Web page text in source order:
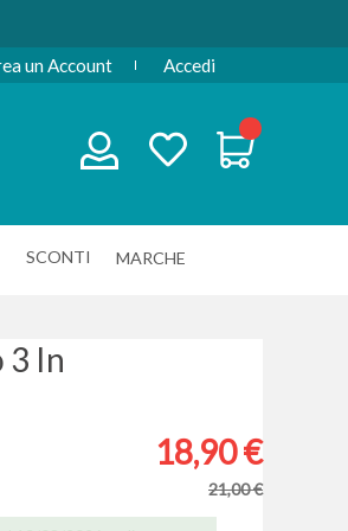
un Account Accedi
SCONTI MARCHE
3 In
18,90 €
21,00 €